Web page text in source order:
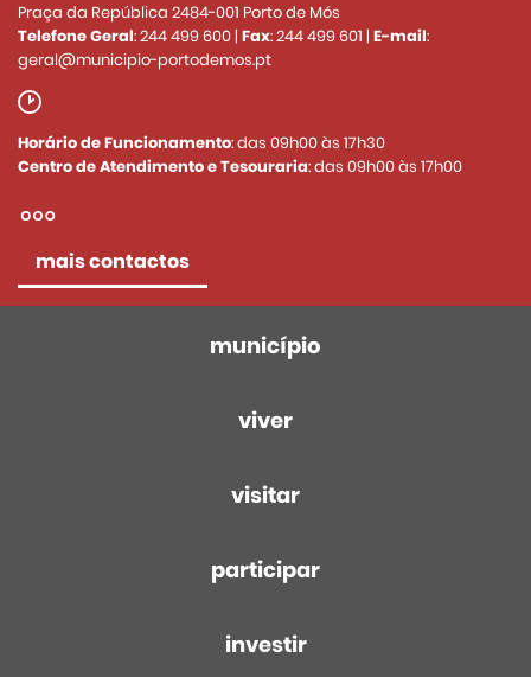
Praça da República 2484-001 Porto de Mós
Telefone Geral:244 499 600| Fax:244 499 601 | E-mail:
geral@municipio-portodemos.pt
Horário de Funcionamento: das 09h00 às 17h30
Centro de Atendimento e Tesouraria: das 09h00 às 17h00
mais contactos
município
viver
visitar
participar
investir